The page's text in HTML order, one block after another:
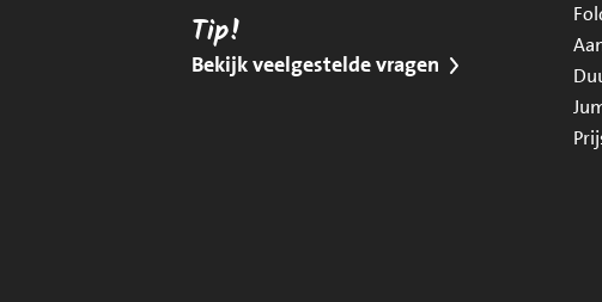
Tip!
Bekijk veelgestelde vragen